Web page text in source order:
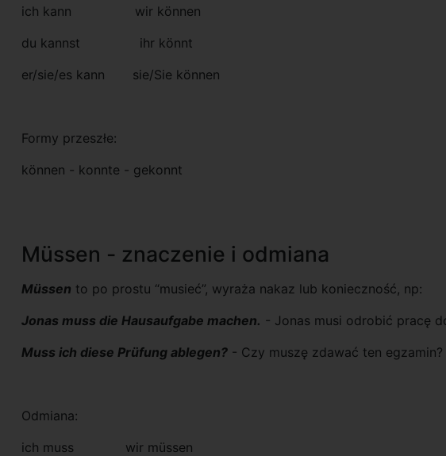
ich kann wir können
du kannst ihr könnt
er/sie/es kann sie/Sie können
Formy przeszłe:
können - konnte - gekonnt
Müssen - znaczenie i odmiana
Müssen to po prostu “musieć”, wyraża nakaz lub konieczność, np:
Jonas muss die Hausaufgabe machen. - Jonas musi odrobić pracę
Muss ich diese Prüfung ablegen? - Czy muszę zdawać ten egzamin?
Odmiana:
ich muss wir müssen